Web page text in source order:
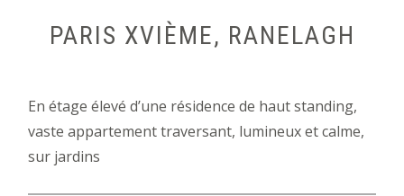
PARIS XVIÈME, RANELAGH
En étage élevé d’une résidence de haut standing,
vaste appartement traversant, lumineux et calme,
sur jardins